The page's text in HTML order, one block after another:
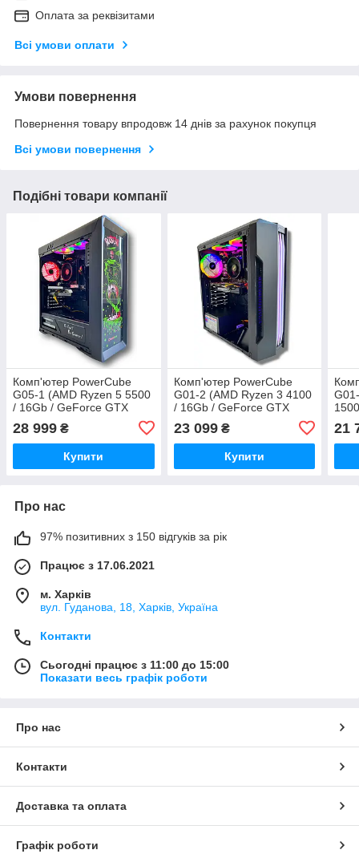
Оплата за реквізитами
Всі умови оплати
Умови повернення
Повернення товару впродовж 14 днів за рахунок покупця
Всі умови повернення
Подібні товари компанії
Комп'ютер PowerCube
G05-1 (AMD Ryzen 5 5500
/ 16Gb / GeForce GTX
500W / USB 3.2)
28 999 ₴
Купити
Комп'ютер PowerCube
G01-2 (AMD Ryzen 3 4100
/ 16Gb / GeForce GTX
1660 Ti 6Gb / SSD 480Gb /
500W / USB 3.2)
23 099₴
Купити
21
Про нас
97% позитивних з 150 відгуків за рік
Працює з 17.06.2021
м. Харків
вул. Гуданова, 18, Харків, Україна
Контакти
Сьогодні працює з 11:00 до 15:00
Показати весь графік роботи
Про нас
Контакти
Доставка та оплата
Графік роботи